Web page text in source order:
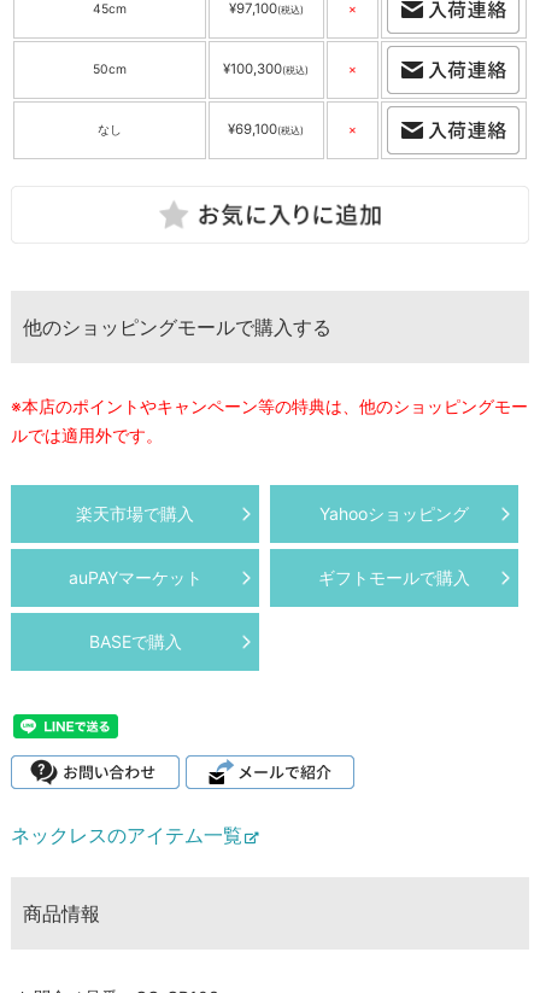
45cm ¥97,100(税込) ×
50cm ¥100,300(税込) ×
なし ¥69,100(税込) ×
他のショッピングモールで購入する
※本店のポイントやキャンペーン等の特典は、他のショッピングモー
ルでは適用外です。
楽天市場で購入 Yahooショッピング
auPAYマーケット ギフトモールで購入
BASEで購入
ネックレスのアイテム一覧
商品情報